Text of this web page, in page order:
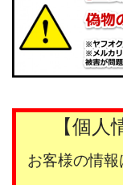
【個人
お客様の情